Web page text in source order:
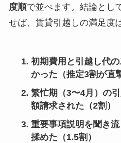
度順で並べます。結論とし
せば、賃貸引越しの満足度
初期費用と引越し代
かった（推定3割が直
繁忙期（3〜4月）の
額請求された（2割）
重要事項説明を聞き
揉めた（1.5割）